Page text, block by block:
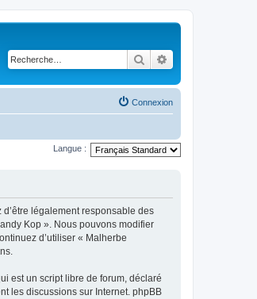
Rechercher
Connexion
Langue :
légalement responsable des
Kop ». Nous pouvons modifier
d’utiliser « Malherbe
est un script libre de forum, déclaré
les discussions sur Internet. phpBB